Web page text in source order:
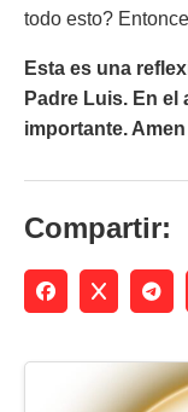
todo esto?
Esta es una
Padre Luis. En
importante.
Compartir: